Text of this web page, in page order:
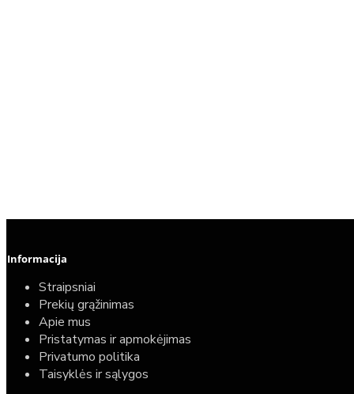
Informacija
Straipsniai
Prekių grąžinimas
Apie mus
Pristatymas ir apmokėjimas
Privatumo politika
Taisyklės ir sąlygos